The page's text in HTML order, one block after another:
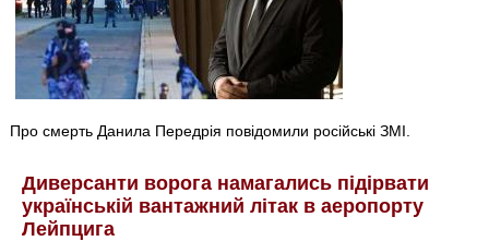
Про смерть Данила Передрія повідомили російські ЗМІ.
Диверсанти ворога намагались підірвати
українській вантажний літак в аеропорту
Лейпцига